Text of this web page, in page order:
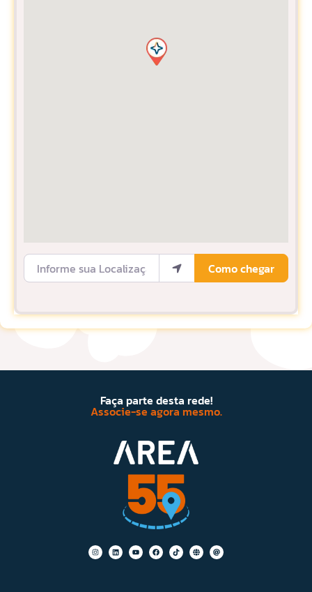
Informe sua Localização
Como chegar
Faça parte desta rede!
Associe-se agora mesmo.